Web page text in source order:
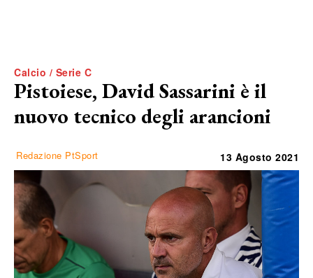
Calcio / Serie C
Pistoiese, David Sassarini è il
nuovo tecnico degli arancioni
Redazione PtSport 13 Agosto 2021